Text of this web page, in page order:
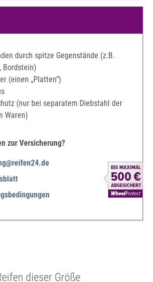
durch spitze Gegenstände (z.B.
Bordstein)
(einen „Platten“)
(nur bei separatem Diebstahl der
Waren)
zur Versicherung?
überspringen
dieser Größe